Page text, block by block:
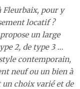
Fleurbaix, pour y
locatif ?
un large
2, de type 3 ...
contemporain,
neuf ou un bien à
choix varié et de